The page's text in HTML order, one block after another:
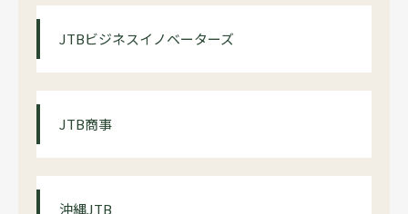
JTBビジネスイノベーターズ
JTB商事
沖縄JTB